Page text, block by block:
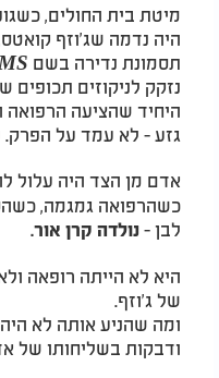
מיטת בית החולים,
תסמונת נדירה בשם
נזקק לניקוזים תכופים
היחיד שהציעה הרפואה
גזע - לא עמד על הפרק.
אדם מן הצד היה עלול
כשהרפואה גמגמה,
לבן-נולדה קרן אור.
היא לא הייתה רופאה
של ג'וזף.
ומה שהניע אותה לא
ודבקות בשליחותו של